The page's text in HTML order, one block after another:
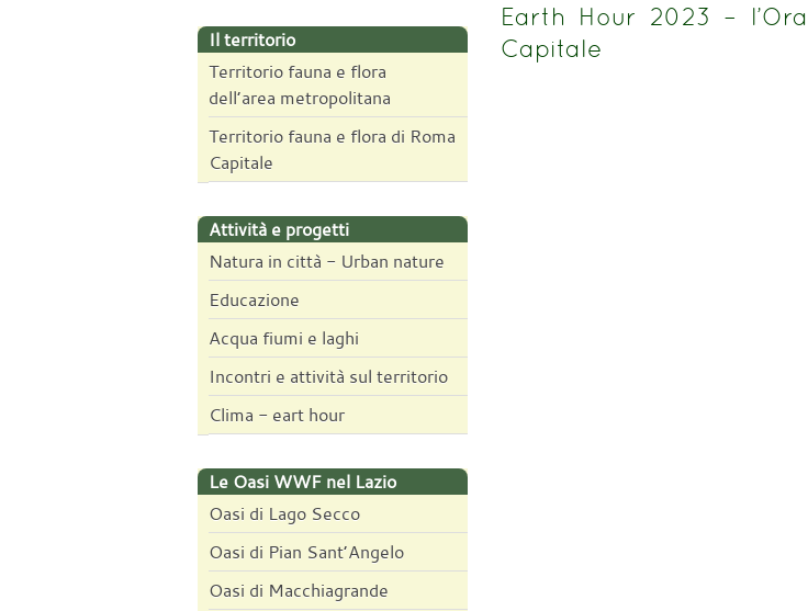
Il territorio
Territorio fauna e flora
dell’area metropolitana
Territorio fauna e flora di Roma
Capitale
Attività e progetti
Natura in città - Urban nature
Educazione
Acqua fiumi e laghi
Incontri e attività sul territorio
Clima - eart hour
Le Oasi WWF nel Lazio
Oasi di Lago Secco
Oasi di Pian Sant’Angelo
Oasi di Macchiagrande
titolo
Earth Hour 2023 –
Capitale